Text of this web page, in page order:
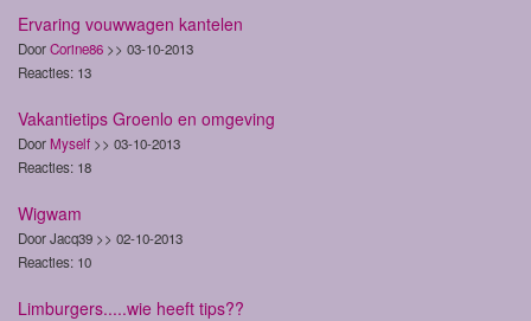
Ervaring vouwwagen kantelen
DoorCorine86 >> 03-10-2013
Reacties: 13
Vakantietips Groenlo en omgeving
DoorMyself >> 03-10-2013
Reacties: 18
Wigwam
Door Jacq39 >> 02-10-2013
Reacties: 10
Limburgers.....wie heeft tips??